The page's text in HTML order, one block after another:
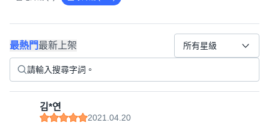
最熱門最新上架 所有星級
김*연
2021.04.20